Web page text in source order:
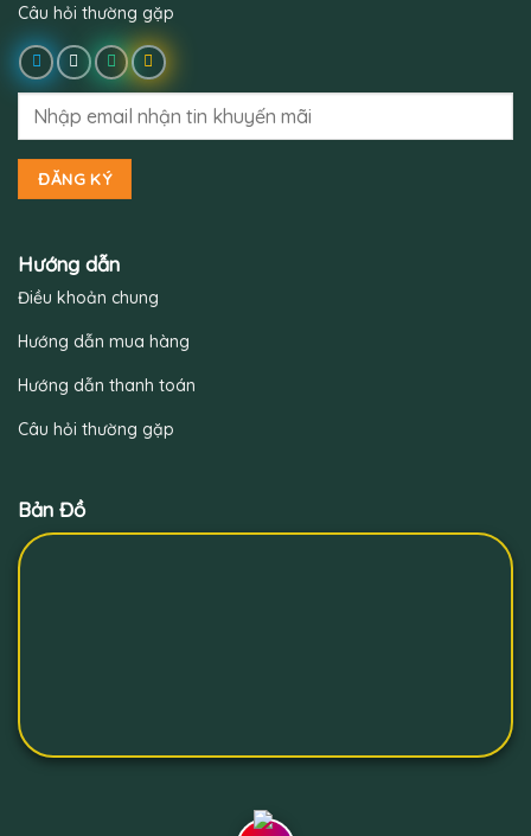
Câu hỏi thường gặp
Hướng dẫn
Điều khoản chung
Hướng dẫn mua hàng
Hướng dẫn thanh toán
Câu hỏi thường gặp
Bản Đồ